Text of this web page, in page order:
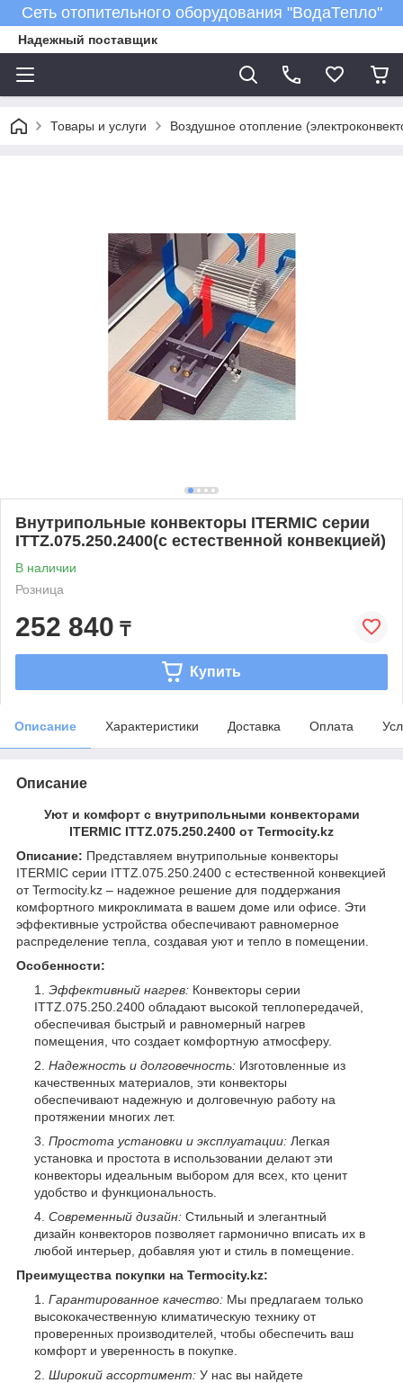
Сеть отопительного оборудования "ВодаТепло"
Надежный поставщик
Товары и услуги Воздушное отопление
Внутрипольные конвекторы ITERMIC серии
ITTZ.075.250.2400(с естественной конвекцией)
В наличии
Розница
252 840 ₸
Купить
Описание Характеристики Доставка Оплата
Описание
Уют и комфорт с внутрипольными конвекторами
ITERMIC ITTZ.075.250.2400 от Termocity.kz
Описание: Представляем внутрипольные конвекторы
ITERMIC серии ITTZ.075.250.2400 с естественной конвекцией
от Termocity.kz – надежное решение для поддержания
комфортного микроклимата в вашем доме или офисе. Эти
эффективные устройства обеспечивают равномерное
распределение тепла, создавая уют и тепло в помещении.
Особенности:
Эффективный нагрев: Конвекторы серии
ITTZ.075.250.2400 обладают высокой теплопередачей,
обеспечивая быстрый и равномерный нагрев
помещения, что создает комфортную атмосферу.
Надежность и долговечность: Изготовленные из
качественных материалов, эти конвекторы
обеспечивают надежную и долговечную работу на
протяжении многих лет.
Простота установки и эксплуатации: Легкая
установка и простота в использовании делают эти
конвекторы идеальным выбором для всех, кто ценит
удобство и функциональность.
Современный дизайн: Стильный и элегантный
дизайн конвекторов позволяет гармонично вписать их в
любой интерьер, добавляя уют и стиль в помещение.
Преимущества покупки на Termocity.kz:
Гарантированное качество: Мы предлагаем только
высококачественную климатическую технику от
проверенных производителей, чтобы обеспечить ваш
комфорт и уверенность в покупке.
Широкий ассортимент: У нас вы найдете